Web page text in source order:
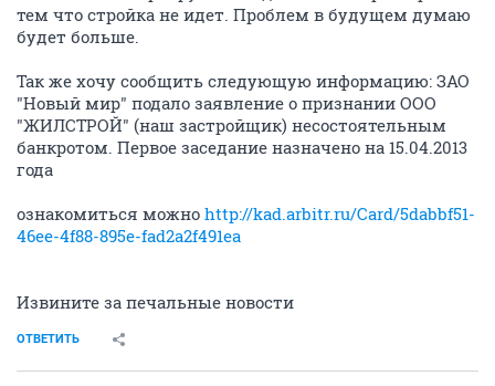
тем что стройка не идет. Проблем в будущем думаю
будет больше.
Так же хочу сообщить следующую информацию: ЗАО
"Новый мир" подало заявление о признании ООО
"ЖИЛСТРОЙ" (наш застройщик) несостоятельным
банкротом. Первое заседание назначено на 15.04.2013
года
ознакомиться можно http://kad.arbitr.ru/Card/5dabbf51-
46ee-4f88-895e-fad2a2f491ea
Извините за печальные новости
ОТВЕТИТЬ